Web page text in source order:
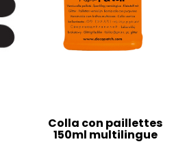
Colla con paillettes
150ml multilingue